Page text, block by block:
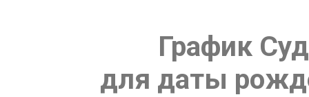
График
для даты